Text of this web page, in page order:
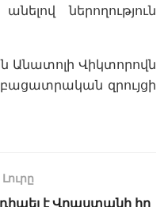
ներողություն
Անատոլի Վիկտորովն
բացատրական զրույցի
է Վրաստանի իր